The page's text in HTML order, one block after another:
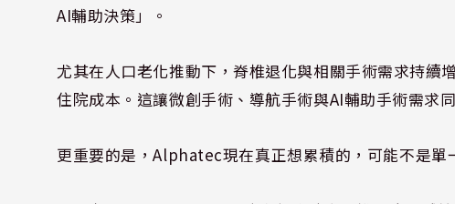
AI輔助決策」。
尤其在人口老化推動下，脊椎退化與相關手術需求持續
住院成本。這讓微創手術、導航手術與AI輔助手術需求
更重要的是，Alphatec現在真正想累積的，可能不是單